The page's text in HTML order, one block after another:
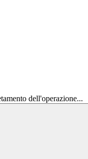
dell'operazione...